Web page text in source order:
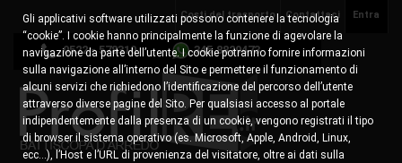
Entra
Contattaci
Costi del trasporto
0522 - 578310 345.8829473
Gli applicativi software utilizzati possono contenere la tecnologia
“cookie”. I cookie hanno principalmente la funzione di agevolare la
navigazione da parte dell’utente. I cookie potranno fornire informazioni
sulla navigazione all’interno del Sito e permettere il funzionamento di
alcuni servizi che richiedono l’identificazione del percorso dell’utente
attraverso diverse pagine del Sito. Per qualsiasi accesso al portale
indipendentemente dalla presenza di un cookie, vengono registrati il tipo
di browser il sistema operativo (es. Microsoft, Apple, Android, Linux,
ecc…), l’Host e l’URL di provenienza del visitatore, oltre ai dati sulla